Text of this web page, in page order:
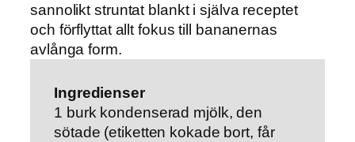
sannolikt struntat blankt i själva receptet
och förflyttat allt fokus till bananernas
avlånga form.
Ingredienser
1 burk kondenserad mjölk, den
sötade (etiketten kokade bort, får